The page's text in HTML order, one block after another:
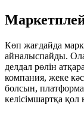
Көп жағдайда
айналыспайды.
делдал рөлін
компания, жеке
болсын,
келісімшартқа қол